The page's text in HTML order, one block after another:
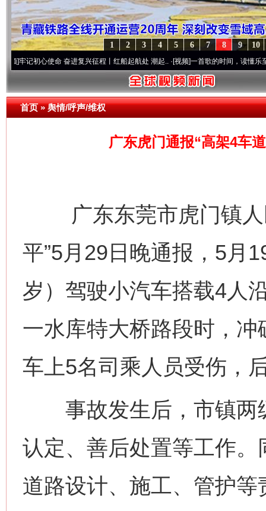
10
9
8
7
6
5
4
3
2
1
使命 奋进复兴征程丨红船起航处 潮起..·[视频]一首歌的时间，读懂乐至的“诗与远
首页»舆情/呼声/维权
广东虎门通报“高架4车
广东东莞市虎门镇人
平”5月29日晚通报，5月
岁）驾驶小汽车搭载4人
一水库特大桥路段时，
车上5名司乘人员受伤，
事故发生后，市镇两
认定、善后处置等工作
道路设计、施工、管护